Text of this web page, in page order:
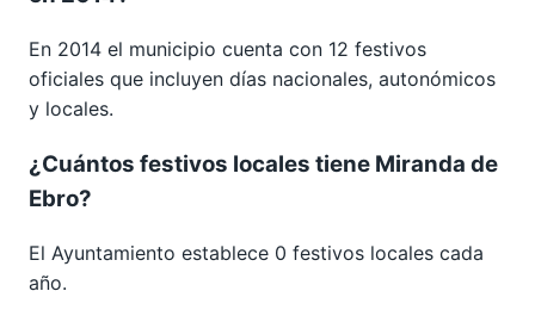
En 2014 el municipio cuenta con 12 festivos
oficiales que incluyen días nacionales, autonómicos
y locales.
¿Cuántos festivos locales tiene Miranda de
Ebro?
El Ayuntamiento establece 0 festivos locales cada
año.